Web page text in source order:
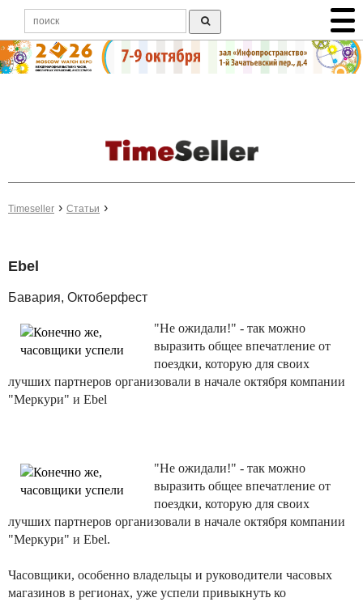
Timeseller Статьи
Ebel
Бавария, Октоберфест
"Не ожидали!" - так можно
выразить общее впечатление от
поездки, которую для своих
лучших партнеров организовали в начале октября компании
"Меркури" и Ebel
"Не ожидали!" - так можно
выразить общее впечатление от
поездки, которую для своих
лучших партнеров организовали в начале октября компании
"Меркури" и Ebel.
Часовщики, особенно владельцы и руководители часовых
магазинов в регионах, уже успели привыкнуть ко